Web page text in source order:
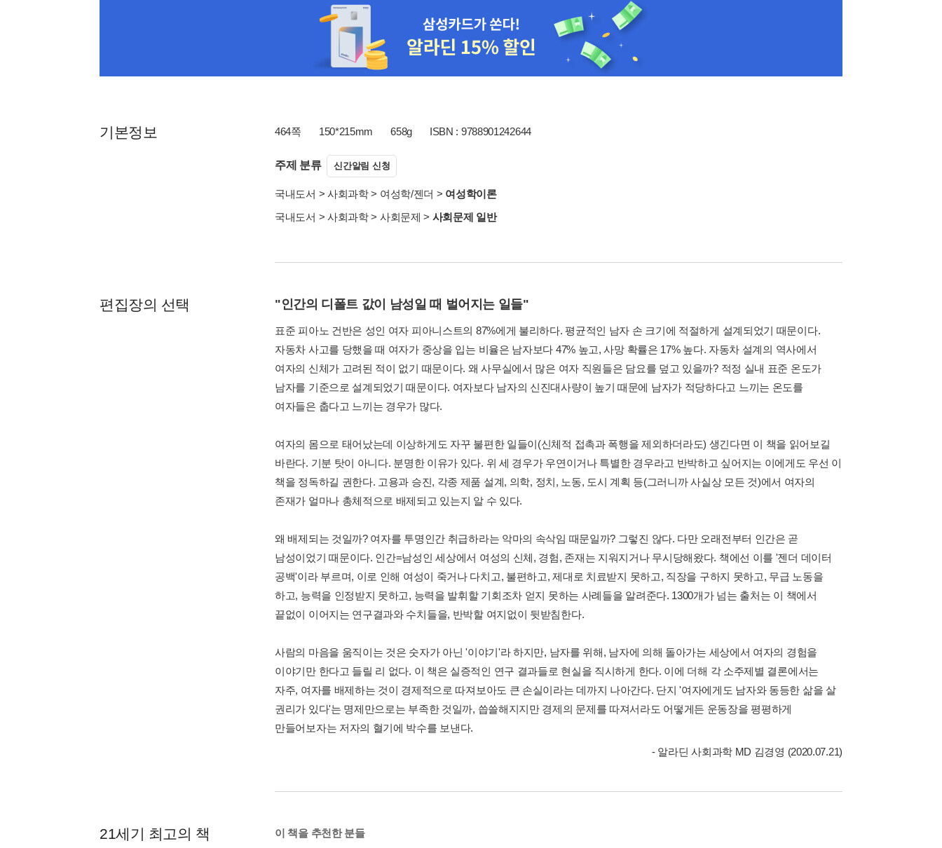
기본정보 464쪽 150*215mm 658g ISBN : 9788901242644
주제 분류 신간알림 신청
국내도서 > 사회과학> 여성학/젠더 > 여성학이론
국내도서 > 사회과학> 사회문제 > 사회문제 일반
편집장의 선택 "인간의 디폴트 값이 남성일 때 벌어지는 일들"
표준 피아노 건반은 성인 여자 피아니스트의 87%에게 불리하다. 평균적인 남자 손 크기에 적절하게 설계되었기 때문이다.
자동차 사고를 당했을 때 여자가 중상을 입는 비율은 남자보다 47% 높고, 사망 확률은 17% 높다. 자동차 설계의 역사에서
여자의 신체가 고려된 적이 없기 때문이다. 왜 사무실에서 많은 여자 직원들은 담요를 덮고 있을까? 적정 실내 표준 온도가
남자를 기준으로 설계되었기 때문이다. 여자보다 남자의 신진대사량이 높기 때문에 남자가 적당하다고 느끼는 온도를
여자들은 춥다고 느끼는 경우가 많다.
여자의 몸으로 태어났는데 이상하게도 자꾸 불편한 일들이(신체적 접촉과 폭행을 제외하더라도) 생긴다면 이 책을 읽어보길
바란다. 기분 탓이 아니다. 분명한 이유가 있다. 위 세 경우가 우연이거나 특별한 경우라고 반박하고 싶어지는 이에게도 우선 이
책을 정독하길 권한다. 고용과 승진, 각종 제품 설계, 의학, 정치, 노동, 도시 계획 등(그러니까 사실상 모든 것)에서 여자의
존재가 얼마나 총체적으로 배제되고 있는지 알 수 있다.
왜 배제되는 것일까? 여자를 투명인간 취급하라는 악마의 속삭임 때문일까? 그렇진 않다. 다만 오래전부터 인간은 곧
남성이었기 때문이다. 인간=남성인 세상에서 여성의 신체, 경험, 존재는 지워지거나 무시당해왔다. 책에선 이를 '젠더 데이터
공백'이라 부르며, 이로 인해 여성이 죽거나 다치고, 불편하고, 제대로 치료받지 못하고, 직장을 구하지 못하고, 무급 노동을
하고, 능력을 인정받지 못하고, 능력을 발휘할 기회조차 얻지 못하는 사례들을 알려준다. 1300개가 넘는 출처는 이 책에서
끝없이 이어지는 연구결과와 수치들을, 반박할 여지없이 뒷받침한다.
사람의 마음을 움직이는 것은 숫자가 아닌 '이야기'라 하지만, 남자를 위해, 남자에 의해 돌아가는 세상에서 여자의 경험을
이야기만 한다고 들릴 리 없다. 이 책은 실증적인 연구 결과들로 현실을 직시하게 한다. 이에 더해 각 소주제별 결론에서는
자주, 여자를 배제하는 것이 경제적으로 따져보아도 큰 손실이라는 데까지 나아간다. 단지 '여자에게도 남자와 동등한 삶을 살
권리가 있다'는 명제만으로는 부족한 것일까, 씁쓸해지지만 경제의 문제를 따져서라도 어떻게든 운동장을 평평하게
만들어보자는 저자의 혈기에 박수를 보낸다.
- 알라딘 사회과학 MD 김경영 (2020.07.21)
21세기 최고의 책 이 책을 추천한 분들